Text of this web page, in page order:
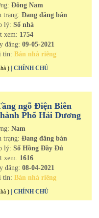
Đông Nam
trạng: Đang đăng bán
lý: Sổ nhà
xem: 1754
đăng: 09-05-2021
tin: Bán nhà riêng
) | CHÍNH CHỦ
ngõ Điện Biên
Phố Hải Dương
Nam
trạng: Đang đăng bán
lý: Sổ Hồng Đầy Đủ
xem: 1616
đăng: 08-04-2021
tin: Bán nhà riêng
) | CHÍNH CHỦ